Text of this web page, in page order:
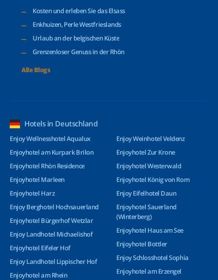
Kosten und erleben Sie das Elsass
Enkhuizen, Perle Westfrieslands
Urlaub an der belgischen Küste
Grenzenloser Genuss in der Rhön
Alle Blogs
Hotels in Deutschland
Enjoy Wellnesshotel Aqualux
Enjoyhotel am Kurpark Brilon
Enjoyhotel Rhön Residence
Enjoyhotel Marleen
Enjoyhotel Harz
Enjoy Berghotel Hochsauerland
Enjoyhotel Bürgerhof Wetzlar
Enjoy Landhotel Michaelishof
Enjoyhotel Eifeler Hof
Enjoy Landhotel Lippischer Hof
Enjoyhotel am Rhein
Enjoy Weinhotel Veldenz
Enjoyhotel Zur Krone
Enjoyhotel Westerwald
Enjoyhotel König von Rom
Enjoy Eifelhotel Daun
Enjoyhotel Sauerland
(Winterberg)
Enjoyhotel Haus am See
Enjoyhotel Bottler
Enjoy Schlosshotel Sophia
Enjoyhotel am Erzengel